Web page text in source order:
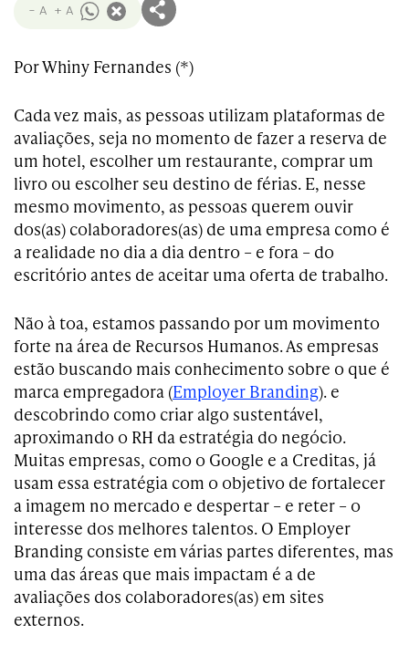
- A + A
Por Whiny Fernandes (*)
Cada vez mais, as pessoas utilizam plataformas de
avaliações, seja no momento de fazer a reserva de
um hotel, escolher um restaurante, comprar um
livro ou escolher seu destino de férias. E, nesse
mesmo movimento, as pessoas querem ouvir
dos(as) colaboradores(as) de uma empresa como é
a realidade no dia a dia dentro – e fora – do
escritório antes de aceitar uma oferta de trabalho.
Não à toa, estamos passando por um movimento
forte na área de Recursos Humanos. As empresas
estão buscando mais conhecimento sobre o que é
marca empregadora (Employer Branding). e
descobrindo como criar algo sustentável,
aproximando o RH da estratégia do negócio.
Muitas empresas, como o Google e a Creditas, já
usam essa estratégia com o objetivo de fortalecer
a imagem no mercado e despertar – e reter – o
interesse dos melhores talentos. O Employer
Branding consiste em várias partes diferentes, mas
uma das áreas que mais impactam é a de
avaliações dos colaboradores(as) em sites
externos.